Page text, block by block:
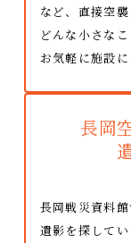
など、直接空
どんな小さなこ
お気軽に施設に
長岡
長岡戦災資料
遺影を探してい